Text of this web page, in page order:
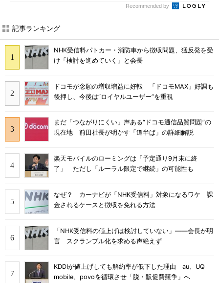
Recommended by
記事ランキング
NHK受信料パトカー・消防車から徴収問題、猛反発を受
け「検討を進めていく」と会長
ドコモが念願の増収増益に好転 「ドコモMAX」好調も
後押し、今後は“ロイヤルユーザー”を重視
まだ「つながりにくい」声ある“ドコモ通信品質問題”の
現在地 前田社長が明かす「道半ば」の詳細解説
楽天モバイルのローミングは「予定通り9月末に終
了」 ただし「ルーラル限定で継続」の可能性も
なぜ？ カーナビが「NHK受信料」対象になるワケ 課
金されるケースと徴収を免れる方法
「NHK受信料の値上げは検討していない」――会長が明
言 スクランブル化を求める声絶えず
KDDIが値上げしても解約率が低下した理由 au、UQ
mobile、povoを循環させ「脱・販促費競争」へ